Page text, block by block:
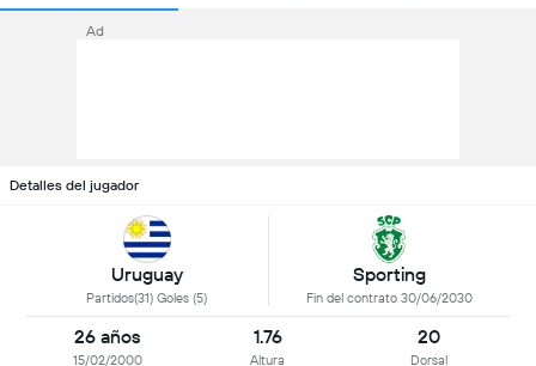
Ad
Detalles del jugador
Uruguay
Partidos(31) Goles (5)
Sporting
Fin del contrato 30/06/2030
26 años
15/02/2000
1.76
Altura
20
Dorsal